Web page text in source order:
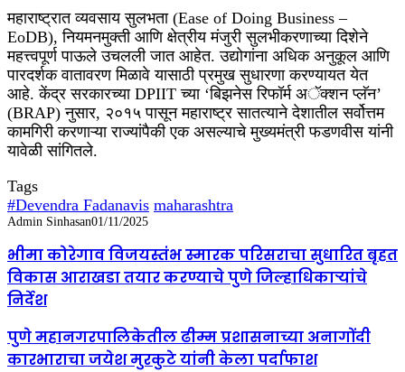
महाराष्ट्रात व्यवसाय सुलभता (Ease of Doing Business –
EoDB), नियमनमुक्ती आणि क्षेत्रीय मंजुरी सुलभीकरणाच्या दिशेने
महत्त्वपूर्ण पाऊले उचलली जात आहेत. उद्योगांना अधिक अनुकूल आणि
पारदर्शक वातावरण मिळावे यासाठी प्रमुख सुधारणा करण्यायत येत
आहे. केंद्र सरकारच्या DPIIT च्या ‘बिझनेस रिफॉर्म अॅक्शन प्लॅन’
(BRAP) नुसार, २०१५ पासून महाराष्ट्र सातत्याने देशातील सर्वोत्तम
कामगिरी करणाऱ्या राज्यांपैकी एक असल्याचे मुख्यमंत्री फडणवीस यांनी
यावेळी सांगितले.
Tags
#Devendra Fadanavis maharashtra
Admin Sinhasan01/11/2025
भीमा कोरेगाव विजयस्तंभ स्मारक परिसराचा सुधारित बृहत
विकास आराखडा तयार करण्याचे पुणे जिल्हाधिकाऱ्यांचे
निर्देश
पुणे महानगरपालिकेतील ढीम्म प्रशासनाच्या अनागोंदी
कारभाराचा जयेश मुरकुटे यांनी केला पर्दाफाश